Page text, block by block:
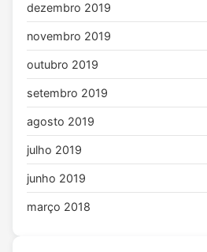
dezembro 2019
novembro 2019
outubro 2019
setembro 2019
agosto 2019
julho 2019
junho 2019
março 2018